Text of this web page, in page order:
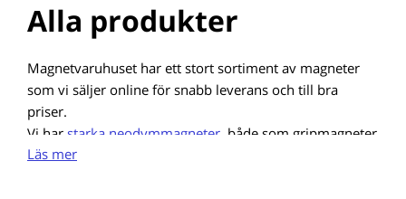
Alla produkter
Magnetvaruhuset har ett stort sortiment av magneter
som vi säljer online för snabb leverans och till bra
priser.
Vi harstarka neodymmagneter , både som gripmagneter
och som råmagneter. Vi har också ett stort sortiment av
Läs mer